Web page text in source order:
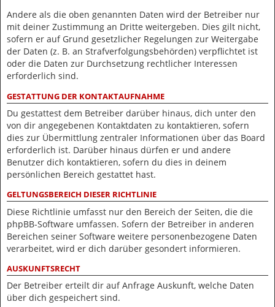
Andere als die oben genannten Daten wird der Betreiber nur
mit deiner Zustimmung an Dritte weitergeben. Dies gilt nicht,
sofern er auf Grund gesetzlicher Regelungen zur Weitergabe
der Daten (z. B. an Strafverfolgungsbehörden) verpflichtet ist
oder die Daten zur Durchsetzung rechtlicher Interessen
erforderlich sind.
GESTATTUNG DER KONTAKTAUFNAHME
Du gestattest dem Betreiber darüber hinaus, dich unter den
von dir angegebenen Kontaktdaten zu kontaktieren, sofern
dies zur Übermittlung zentraler Informationen über das Board
erforderlich ist. Darüber hinaus dürfen er und andere
Benutzer dich kontaktieren, sofern du dies in deinem
persönlichen Bereich gestattet hast.
GELTUNGSBEREICH DIESER RICHTLINIE
Diese Richtlinie umfasst nur den Bereich der Seiten, die die
phpBB-Software umfassen. Sofern der Betreiber in anderen
Bereichen seiner Software weitere personenbezogene Daten
verarbeitet, wird er dich darüber gesondert informieren.
AUSKUNFTSRECHT
Der Betreiber erteilt dir auf Anfrage Auskunft, welche Daten
über dich gespeichert sind.